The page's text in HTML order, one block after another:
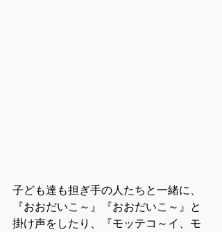
子ども達も担ぎ手の人たちと一緒に、
『おおだいこ～』『おおだいこ～』と
掛け声をしたり、『モッテコ～イ、モ